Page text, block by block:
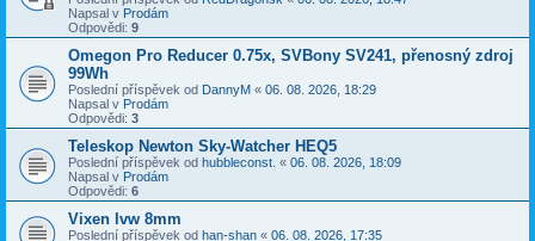
Napsal v Prodám
Odpovědi: 9
Omegon Pro Reducer 0.75x, SVBony SV241, přenosný zdroj
99Wh
Poslední příspěvek od DannyM « 06. 08. 2026, 18:29
Napsal v Prodám
Odpovědi: 3
Teleskop Newton Sky-Watcher HEQ5
Poslední příspěvek od hubbleconst. « 06. 08. 2026, 18:09
Napsal v Prodám
Odpovědi: 6
Vixen lvw 8mm
Poslední příspěvek od han-shan « 06. 08. 2026, 17:35